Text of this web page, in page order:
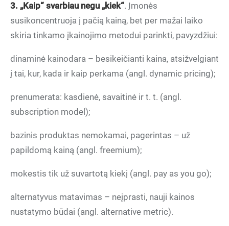
3. „Kaip“ svarbiau negu „kiek“. Įmonės
susikoncentruoja į pačią kainą, bet per mažai laiko
skiria tinkamo įkainojimo metodui parinkti, pavyzdžiui:
dinaminė kainodara – besikeičianti kaina, atsižvelgiant
į tai, kur, kada ir kaip perkama (angl. dynamic pricing);
prenumerata: kasdienė, savaitinė ir t. t. (angl.
subscription model);
bazinis produktas nemokamai, pagerintas – už
papildomą kainą (angl. freemium);
mokestis tik už suvartotą kiekį (angl. pay as you go);
alternatyvus matavimas – neįprasti, nauji kainos
nustatymo būdai (angl. alternative metric).